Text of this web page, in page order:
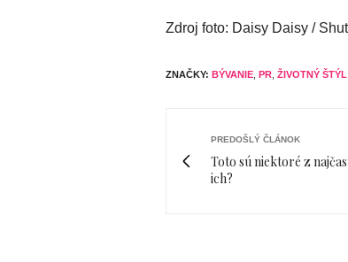
Zdroj foto: Daisy Daisy /
ZNAČKY: BÝVANIE PR ŽIVOTNÝ ŠTÝL
PREDOŠLÝ ČLÁNOK
Toto sú niektoré z
ich?